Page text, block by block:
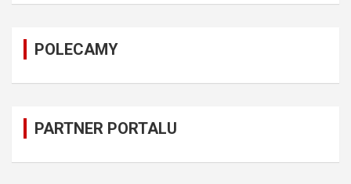
POLECAMY
PARTNER PORTALU